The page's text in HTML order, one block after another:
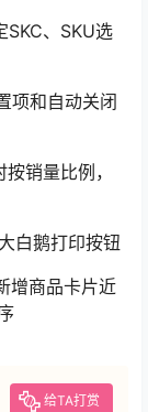
SKC、SKU选
项和自动关闭
销量比例，
白鹅打印按钮
增商品卡片近
给TA打赏